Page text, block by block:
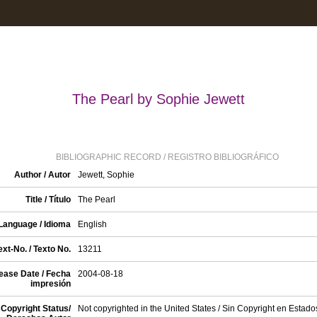
The Pearl by Sophie Jewett
BIBLIOGRAPHIC RECORD / REGISTRO BIBLIOGRÁFICO
Author / Autor
Jewett, Sophie
Title / Título The Pearl
Language / Idioma English
No. / Texto No. 13211
Date / Fecha
impresión
2004-08-18
Copyright Status/
Not copyrighted in the United States / Sin Copyright en